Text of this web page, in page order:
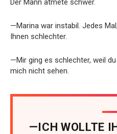
Der Mann atmete schwer.
—Marina war instabil. Jedes
Ihnen schlechter.
—Mir ging es schlechter, weil
mich nicht sehen.
—ICH WOLLTE